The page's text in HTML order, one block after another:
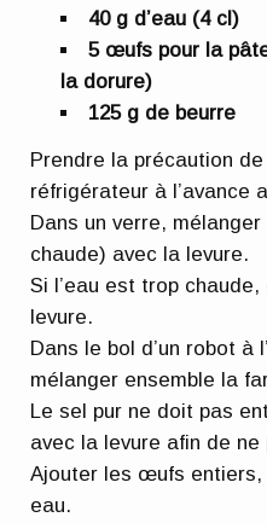
40 g d’eau (4 cl)
5 œufs pour la
la dorure)
125 g de beurre
Prendre la précaution
réfrigérateur à l’avance
Dans un verre,
chaude) avec la levure.
Si l’eau est trop
levure.
Dans le bol d’un robot à
mélanger ensemble la
Le sel pur ne doit pas
avec la levure afin de ne
Ajouter les œufs entiers,
eau.